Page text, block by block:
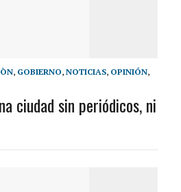
, GOBIERNO, NOTICIAS, OPINIÓN,
ciudad sin periódicos, ni